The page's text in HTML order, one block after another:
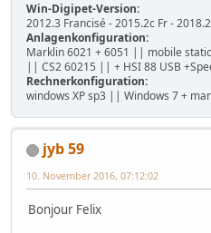
Win-Digipet-Version:
2012.3 Francisé - 2015.2c Fr -
Anlagenkonfiguration:
Marklin 6021 + 6051 || mobile
|| CS2 60215 || + HSI 88 USB
Rechnerkonfiguration:
windows XP sp3 || Windows 7 +
jyb 59
10. November 2016, 07:12:02
Bonjour Felix